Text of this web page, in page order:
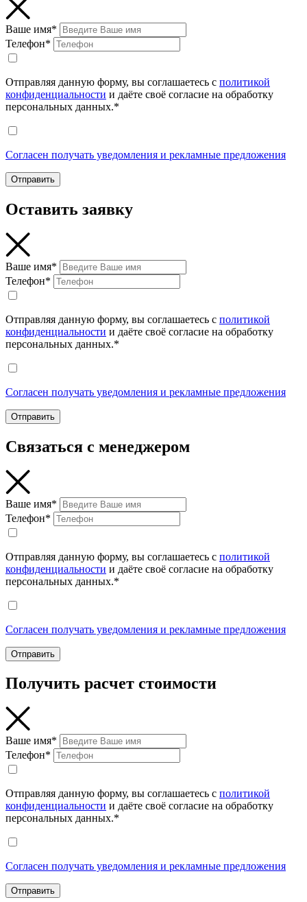
Ваше имя*
Телефон*
Отправляя данную форму, вы соглашаетесь с политикой
конфиденциальности и даёте своё согласие на обработку
персональных данных.*
Согласен получать уведомления и рекламные предложения
Отправить
Оставить заявку
Ваше имя*
Телефон*
Отправляя данную форму, вы соглашаетесь с политикой
конфиденциальности и даёте своё согласие на обработку
персональных данных.*
Согласен получать уведомления и рекламные предложения
Отправить
Связаться с менеджером
Ваше имя*
Телефон*
Отправляя данную форму, вы соглашаетесь с политикой
конфиденциальности и даёте своё согласие на обработку
персональных данных.*
Согласен получать уведомления и рекламные предложения
Отправить
Получить расчет стоимости
Ваше имя*
Телефон*
Отправляя данную форму, вы соглашаетесь с политикой
конфиденциальности и даёте своё согласие на обработку
персональных данных.*
Согласен получать уведомления и рекламные предложения
Отправить